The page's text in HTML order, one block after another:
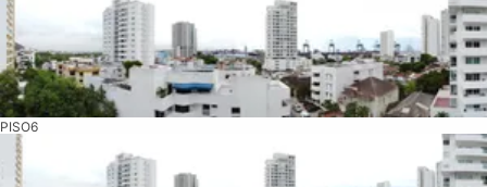
PISO6